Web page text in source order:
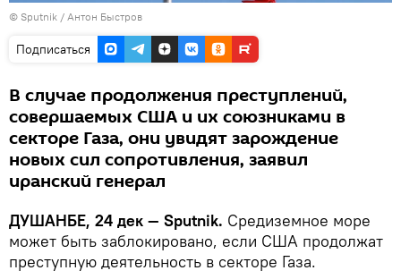
© Sputnik / Антон Быстров
Подписаться
В случае продолжения преступлений,
совершаемых США и их союзниками в
секторе Газа, они увидят зарождение
новых сил сопротивления, заявил
иранский генерал
ДУШАНБЕ, 24 дек — Sputnik. Средиземное море
может быть заблокировано, если США продолжат
преступную деятельность в секторе Газа.